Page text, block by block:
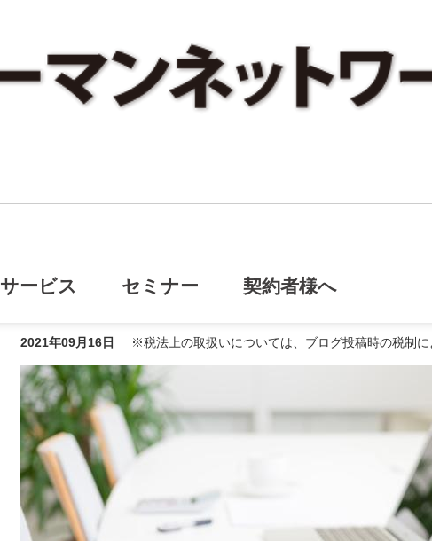
サービス セミナー 契約者様へ
2021年09月16日 ※税法上の取扱いについては、ブログ投稿時の税制